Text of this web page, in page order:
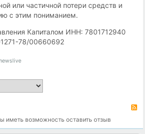
или частичной потери средств и
с этим пониманием.
Капиталом ИНН: 7801712940
78/00660692
newslive
иметь возможность оставить отзыв